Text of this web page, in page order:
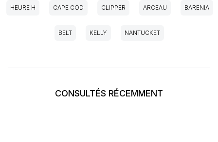
HEURE H CAPE COD CLIPPER ARCEAU BARENIA
BELT KELLY NANTUCKET
CONSULTÉS RÉCEMMENT